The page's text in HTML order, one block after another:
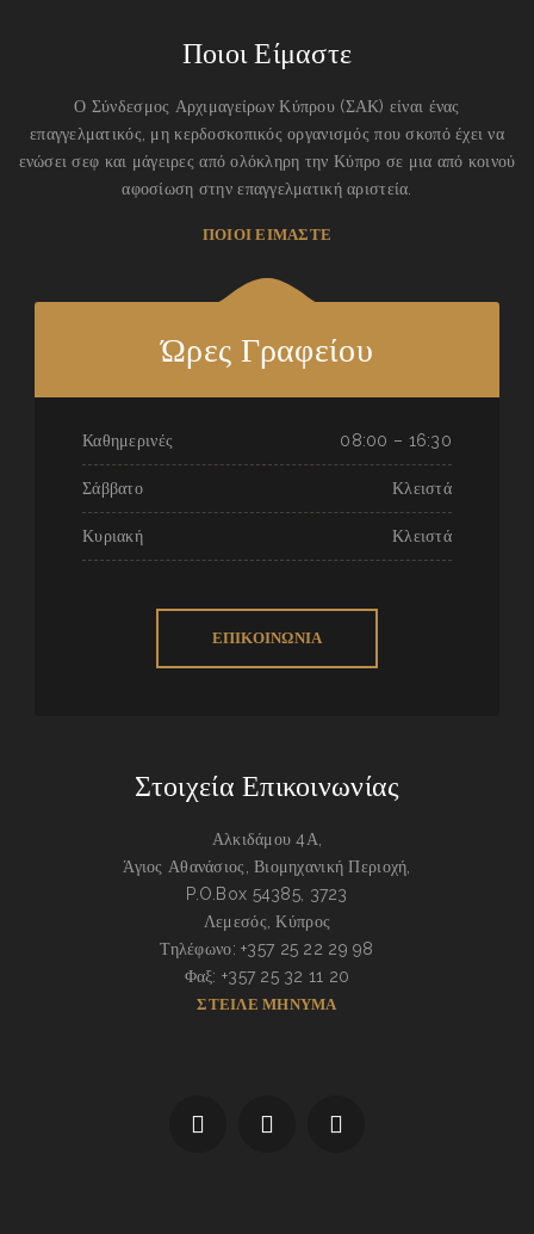
Ποιοι Είμαστε
Ο Σύνδεσμος Αρχιμαγείρων Κύπρου (ΣΑΚ) είναι ένας
επαγγελματικός, μη κερδοσκοπικός οργανισμός που σκοπό έχει να
ενώσει σεφ και μάγειρες από ολόκληρη την Κύπρο σε μια από κοινού
αφοσίωση στην επαγγελματική αριστεία.
ΠΟΙΟΙ ΕΙΜΑΣΤΕ
Ώρες Γραφείου
Καθημερινές 08:00 – 16:30
Σάββατο Κλειστά
Κυριακή Κλειστά
ΕΠΙΚΟΙΝΩΝΙΑ
Στοιχεία Επικοινωνίας
Αλκιδάμου 4Α,
Άγιος Αθανάσιος, Βιομηχανική Περιοχή,
P.O.Box 54385, 3723
Λεμεσός, Κύπρος
Τηλέφωνο: +357 25 22 29 98
Φαξ: +357 25 32 11 20
ΣΤΕΙΛΕ ΜΗΝΥΜΑ